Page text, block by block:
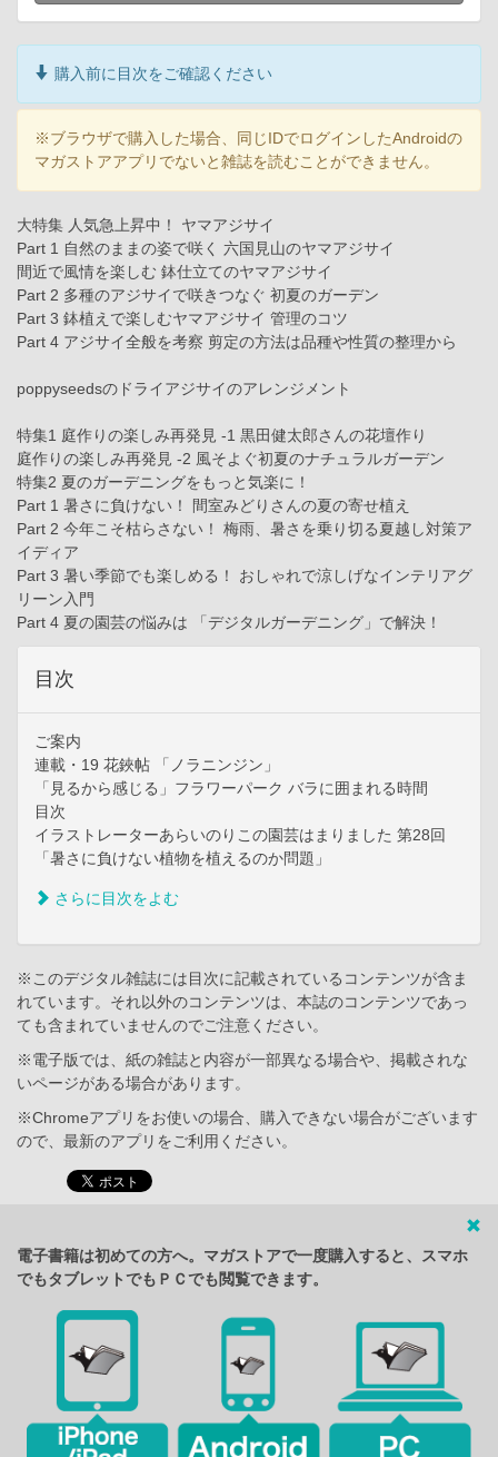
購入前に目次をご確認ください
※ブラウザで購入した場合、同じIDでログインしたAndroidの
マガストアアプリでないと雑誌を読むことができません。
大特集 人気急上昇中！ ヤマアジサイ
Part 1 自然のままの姿で咲く 六国見山のヤマアジサイ
間近で風情を楽しむ 鉢仕立てのヤマアジサイ
Part 2 多種のアジサイで咲きつなぐ 初夏のガーデン
Part 3 鉢植えで楽しむヤマアジサイ 管理のコツ
Part 4 アジサイ全般を考察 剪定の方法は品種や性質の整理から
poppyseedsのドライアジサイのアレンジメント
特集1 庭作りの楽しみ再発見 -1 黒田健太郎さんの花壇作り
庭作りの楽しみ再発見 -2 風そよぐ初夏のナチュラルガーデン
特集2 夏のガーデニングをもっと気楽に！
Part 1 暑さに負けない！ 間室みどりさんの夏の寄せ植え
Part 2 今年こそ枯らさない！ 梅雨、暑さを乗り切る夏越し対策ア
イディア
Part 3 暑い季節でも楽しめる！ おしゃれで涼しげなインテリアグ
リーン入門
Part 4 夏の園芸の悩みは 「デジタルガーデニング」で解決！
目次
ご案内
連載・19 花鋏帖 「ノラニンジン」
「見るから感じる」フラワーパーク バラに囲まれる時間
目次
イラストレーターあらいのりこの園芸はまりました 第28回
「暑さに負けない植物を植えるのか問題」
さらに目次をよむ
※このデジタル雑誌には目次に記載されているコンテンツが含ま
れています。それ以外のコンテンツは、本誌のコンテンツであっ
ても含まれていませんのでご注意ください。
※電子版では、紙の雑誌と内容が一部異なる場合や、掲載されな
いページがある場合があります。
※Chromeアプリをお使いの場合、購入できない場合がございます
ので、最新のアプリをご利用ください。
電子書籍は初めての方へ。マガストアで一度購入すると、スマホ
でもタブレットでもＰＣでも閲覧できます。